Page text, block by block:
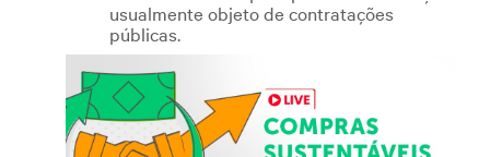
usualmente objeto de contratações
públicas.